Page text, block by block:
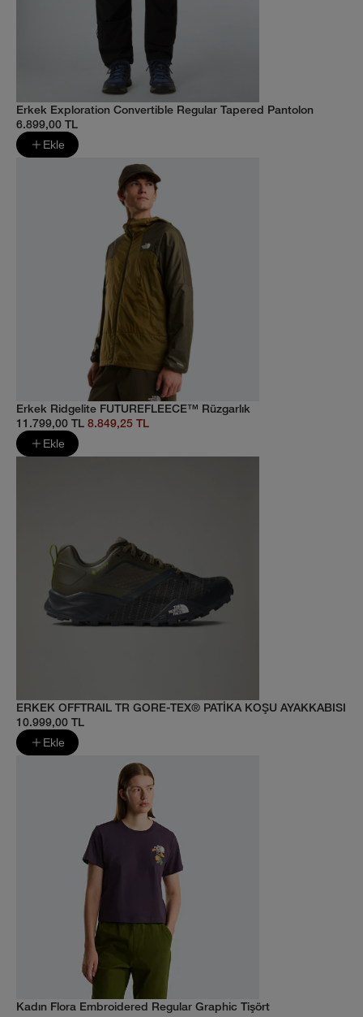
Erkek Exploration Convertible Regular Tapered Pantolon
6.899,00 TL
Ekle
Erkek Ridgelite FUTUREFLEECE™ Rüzgarlık
11.799,00 TL 8.849,25 TL
Ekle
ERKEK OFFTRAIL TR GORE-TEX® PATİKA KOŞU AYAKKABISI
10.999,00 TL
Ekle
Kadın Flora Embroidered Regular Graphic Tişört